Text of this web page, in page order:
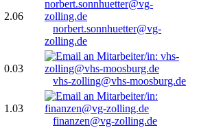
2.06
norbert.sonnhuetter@vg-
zolling.de
0.03
vhs-zolling@vhs-moosburg.de
1.03
finanzen@vg-zolling.de